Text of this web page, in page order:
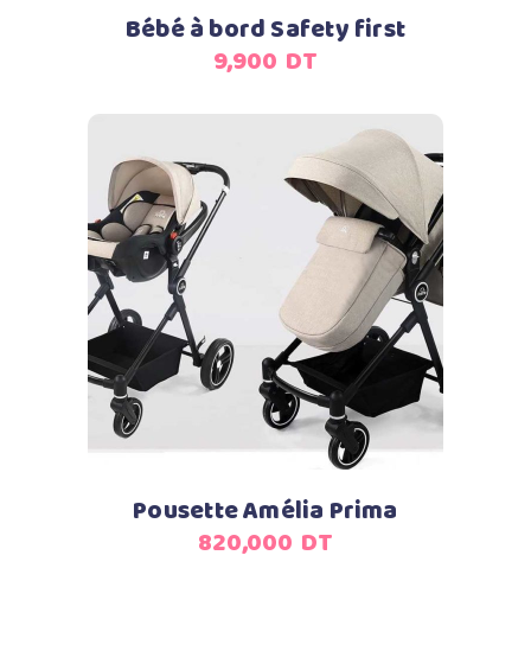
Bébé à bord Safety first
9,900 DT
Ajouter au panier
Pousette Amélia Prima
820,000 DT